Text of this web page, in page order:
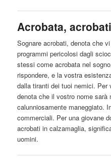
Acrobata, acrobati
Sognare acrobati, denota che
programmi pericolosi dagli
stessi come acrobata nel
rispondere, e la vostra
dalla tiranti dei tuoi nemici. Per
denota che il vostro nome sarà
calunniosamente maneggiato.
commerciali. Per una giovane
acrobati in calzamaglia,
uomini.